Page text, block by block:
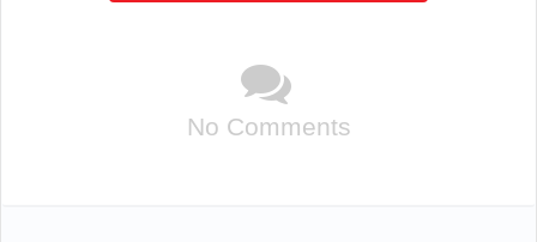
No Comments